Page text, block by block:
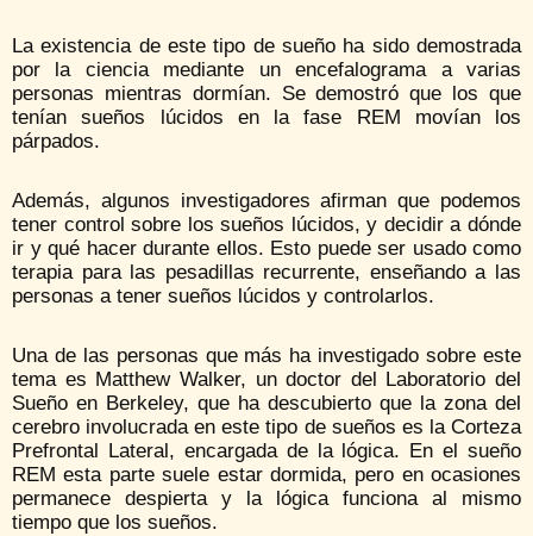
La existencia de este tipo de sueño ha sido demostrada
por la ciencia mediante un encefalograma a varias
personas mientras dormían. Se demostró que los que
tenían sueños lúcidos en la fase REM movían los
párpados.
Además, algunos investigadores afirman que podemos
tener control sobre los sueños lúcidos, y decidir a dónde
ir y qué hacer durante ellos. Esto puede ser usado como
terapia para las pesadillas recurrente, enseñando a las
personas a tener sueños lúcidos y controlarlos.
Una de las personas que más ha investigado sobre este
tema es Matthew Walker, un doctor del Laboratorio del
Sueño en Berkeley, que ha descubierto que la zona del
cerebro involucrada en este tipo de sueños es la Corteza
Prefrontal Lateral, encargada de la lógica. En el sueño
REM esta parte suele estar dormida, pero en ocasiones
permanece despierta y la lógica funciona al mismo
tiempo que los sueños.